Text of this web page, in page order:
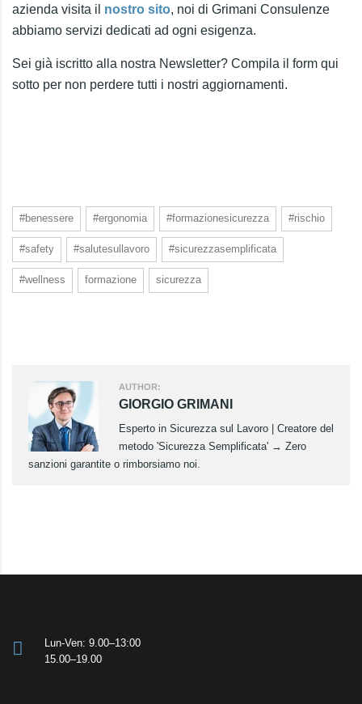
azienda visita il nostro sito, noi di Grimani Consulenze
abbiamo servizi dedicati ad ogni esigenza.
Sei già iscritto alla nostra Newsletter? Compila il form qui
sotto per non perdere tutti i nostri aggiornamenti.
#benessere #ergonomia #formazionesicurezza #rischio
#safety #salutesullavoro #sicurezzasemplificata
#wellness formazione sicurezza
AUTHOR:
GIORGIO GRIMANI
Esperto in Sicurezza sul Lavoro | Creatore del
metodo 'Sicurezza Semplificata' → Zero
sanzioni garantite o rimborsiamo noi.
Lun-Ven: 9.00–13:00
15.00–19.00